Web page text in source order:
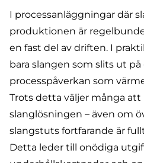
I processanläggningar där
produktionen är
en fast del av driften. I
bara slangen som slits ut
processpåverkan som
Trots detta väljer många
slanglösningen – även om
slangstuts fortfarande är
Detta leder till onödiga